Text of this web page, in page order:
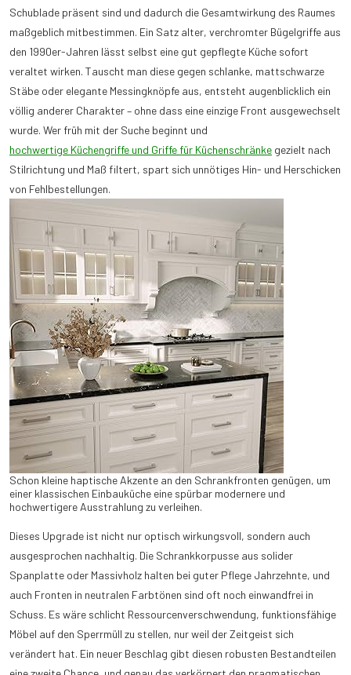
Schublade präsent sind und dadurch die Gesamtwirkung des Raumes
maßgeblich mitbestimmen. Ein Satz alter, verchromter Bügelgriffe aus
den 1990er-Jahren lässt selbst eine gut gepflegte Küche sofort
veraltet wirken. Tauscht man diese gegen schlanke, mattschwarze
Stäbe oder elegante Messingknöpfe aus, entsteht augenblicklich ein
völlig anderer Charakter – ohne dass eine einzige Front ausgewechselt
wurde. Wer früh mit der Suche beginnt und
hochwertige Küchengriffe und Griffe für Küchenschränke gezielt nach
Stilrichtung und Maß filtert, spart sich unnötiges Hin- und Herschicken
von Fehlbestellungen.
Schon kleine haptische Akzente an den Schrankfronten genügen, um
einer klassischen Einbauküche eine spürbar modernere und
hochwertigere Ausstrahlung zu verleihen.
Dieses Upgrade ist nicht nur optisch wirkungsvoll, sondern auch
ausgesprochen nachhaltig. Die Schrankkorpusse aus solider
Spanplatte oder Massivholz halten bei guter Pflege Jahrzehnte, und
auch Fronten in neutralen Farbtönen sind oft noch einwandfrei in
Schuss. Es wäre schlicht Ressourcenverschwendung, funktionsfähige
Möbel auf den Sperrmüll zu stellen, nur weil der Zeitgeist sich
verändert hat. Ein neuer Beschlag gibt diesen robusten Bestandteilen